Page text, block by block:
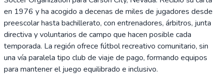
en 1976 y ha acogido a decenas de miles de jugadores desde
preescolar hasta bachillerato, con entrenadores, árbitros, junta
directiva y voluntarios de campo que hacen posible cada
temporada. La región ofrece fútbol recreativo comunitario, sin
una vía paralela tipo club de viaje de pago, formando equipos
para mantener el juego equilibrado e inclusivo.